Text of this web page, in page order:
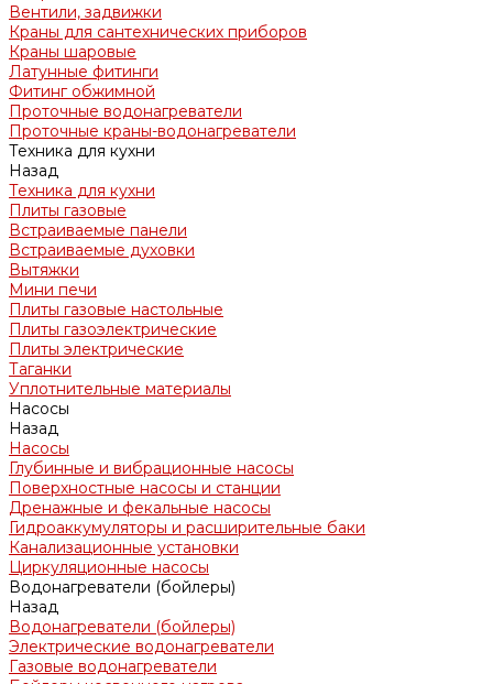
Вентили, задвижки
Краны для сантехнических приборов
Краны шаровые
Латунные фитинги
Фитинг обжимной
Проточные водонагреватели
Проточные краны-водонагреватели
Техника для кухни
Назад
Техника для кухни
Плиты газовые
Встраиваемые панели
Встраиваемые духовки
Вытяжки
Мини печи
Плиты газовые настольные
Плиты газоэлектрические
Плиты электрические
Таганки
Уплотнительные материалы
Насосы
Назад
Насосы
Глубинные и вибрационные насосы
Поверхностные насосы и станции
Дренажные и фекальные насосы
Гидроаккумуляторы и расширительные баки
Канализационные установки
Циркуляционные насосы
Водонагреватели (бойлеры)
Назад
Водонагреватели (бойлеры)
Электрические водонагреватели
Газовые водонагреватели